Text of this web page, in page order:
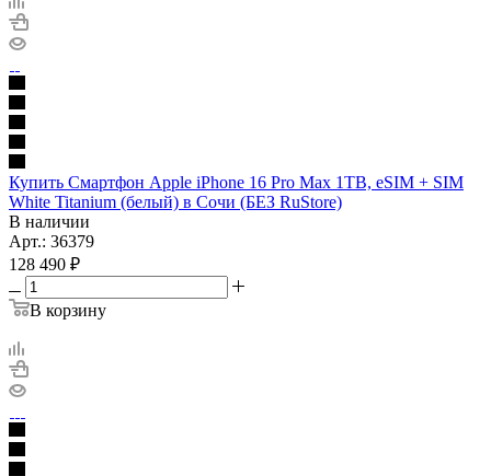
Купить Смартфон Apple iPhone 16 Pro Max 1TB, eSIM + SIM
White Titanium (белый) в Сочи (БЕЗ RuStore)
В наличии
Арт.: 36379
128 490 ₽
В корзину